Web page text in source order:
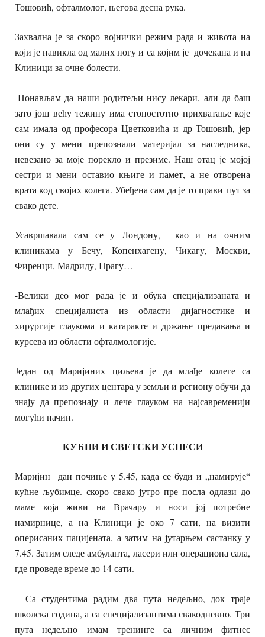
Тошовић, офталмолог, његова десна рука.
Захвална је за скоро војнички режим рада и живота на
који је навикла од малих ногу и са којим је дочекана и на
Клиници за очне болести.
-Понављам да наши родитељи нису лекари, али да баш
зато још већу тежину има стопостотно прихватање које
сам имала од професора Цветковића и др Тошовић, јер
они су у мени препознали материјал за наследника,
невезано за моје порекло и презиме. Наш отац је мојој
сестри и мени оставио књиге и памет, а не отворена
врата код својих колега. Убеђена сам да је то прави пут за
свако дете.
Усавршавала сам се у Лондону, као и на очним
клиникама у Бечу, Копенхагену, Чикагу, Москви,
Фиренци, Мадриду, Прагу…
-Велики део мог рада је и обука специјализаната и
млађих специјалиста из области дијагностике и
хирургије глаукома и катаракте и држање предавања и
курсева из области офталмологије.
Један од Маријиних циљева је да млађе колеге са
клинике и из других центара у земљи и региону обучи да
знају да препознају и лече глауком на најсавременији
могући начин.
КУЋНИ И СВЕТСКИ УСПЕСИ
Маријин дан почиње у 5.45, када се буди и „намирује“
кућне љубимце. скоро свако јутро пре посла одлази до
маме која живи на Врачару и носи јој потребне
намирнице, а на Клиници је око 7 сати, на визити
оперисаних пацијената, а затим на јутарњем састанку у
7.45. Затим следе амбуланта, ласери или операциона сала,
где проведе време до 14 сати.
– Са студентима радим два пута недељно, док траје
школска година, а са специјализантима свакодневно. Три
пута недељно имам тренинге са личним фитнес